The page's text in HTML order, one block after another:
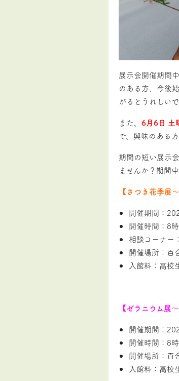
展示会開催期間
のある方、今後
がるとうれしいで
また、 6月6日 土
で、興味のある
期間の短い展示
ませんか？期間
【さつき花季展
開催期間：
開催時間：8
相談コーナー
開催場所：
入館料：高
【ゼラニウム展
開催期間：
開催時間：8
開催場所：
入館料：高